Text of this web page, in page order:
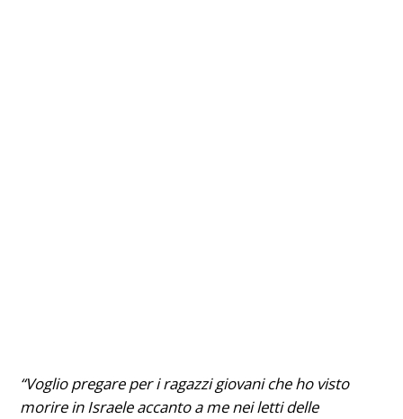
“Voglio pregare per i ragazzi giovani che ho visto
morire in Israele accanto a me nei letti delle